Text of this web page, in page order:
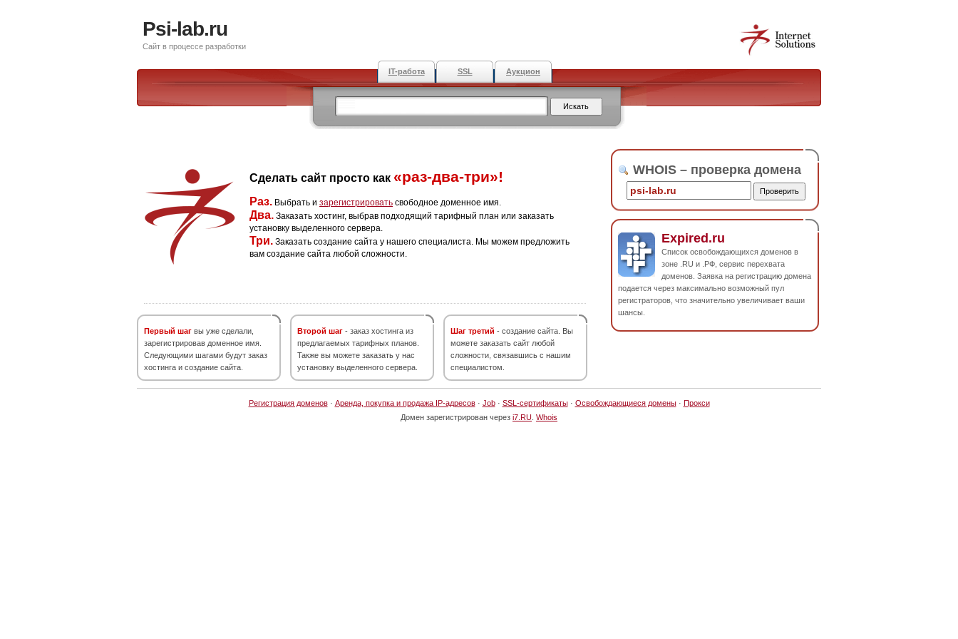
Psi-lab.ru
Сайт в процессе разработки
IT-работа SSL Аукцион
Сделать сайт просто как «раз-два-три»!
Раз. Выбрать и зарегистрировать свободное доменное имя.
Два. Заказать хостинг, выбрав подходящий тарифный план или заказать
установку выделенного сервера.
Три. Заказать создание сайта у нашего специалиста. Мы можем предложить
вам создание сайта любой сложности.
Первый шаг вы уже сделали,
зарегистрировав доменное имя.
Следующими шагами будут заказ
хостинга и создание сайта.
Второй шаг - заказ хостинга из
предлагаемых тарифных планов.
Также вы можете заказать у нас
установку выделенного сервера.
Шаг третий - создание сайта. Вы
можете заказать сайт любой
сложности, связавшись с нашим
специалистом.
WHOIS – проверка домена
Expired.ru
Список освобождающихся доменов в
зоне .RU и .РФ, сервис перехвата
доменов. Заявка на регистрацию домена
подается через максимально возможный пул
регистраторов, что значительно увеличивает ваши
шансы.
Регистрация доменов· Аренда, покупка и продажа IP-адресов· Job· SSL-сертификаты· Освобождающиеся домены· Прокси
Домен зарегистрирован через i7.RU Whois